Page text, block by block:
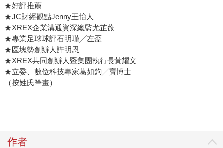
★好評推薦
★JC財經觀點Jenny王怡人
★XREX企業溝通資深總監尤芷薇
★專業足球球評石明瑾╱左盃
★區塊勢創辦人許明恩
★XREX共同創辦人暨集團執行長黃耀文
★立委、數位科技專家葛如鈞╱寶博士
（按姓氏筆畫）
作者